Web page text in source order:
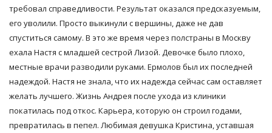
требовал справедливости. Результат оказался предсказуемым,
его уволили. Просто выкинули с вершины, даже не дав
спуститься самому. В это же время через полстраны в Москву
ехала Настя с младшей сестрой Лизой. Девочке было плохо,
местные врачи разводили руками. Ермолов был их последней
надеждой. Настя не знала, что их надежда сейчас сам оставляет
желать лучшего. Жизнь Андрея после ухода из клиники
покатилась под откос. Карьера, которую он строил годами,
превратилась в пепел. Любимая девушка Кристина, уставшая